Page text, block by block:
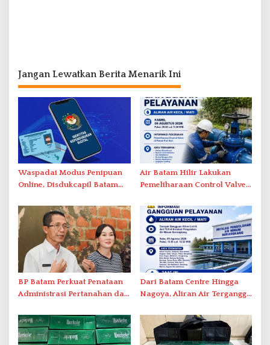
Jangan Lewatkan Berita Menarik Ini
Waspadai Modus Penipuan
Online, Disdukcapil Batam
Tatap Muka
Air Batam Hilir Lakukan
Pemeliharaan Control Valve,
BP Batam Perkuat Penataan
Administrasi Pertanahan dan
Dari Batam Centre Hingga
Nagoya, Aliran Air Terganggu
Duriangkang